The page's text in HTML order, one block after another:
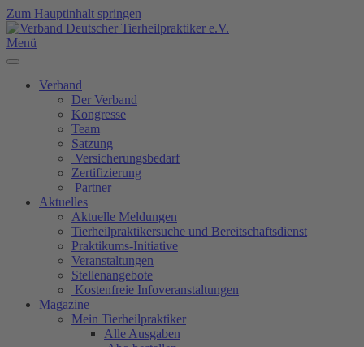
Zum Hauptinhalt springen
Menü
Verband
Der Verband
Kongresse
Team
Satzung
Versicherungsbedarf
Zertifizierung
Partner
Aktuelles
Aktuelle Meldungen
Tierheilpraktikersuche und Bereitschaftsdienst
Praktikums-Initiative
Veranstaltungen
Stellenangebote
Kostenfreie Infoveranstaltungen
Magazine
Mein Tierheilpraktiker
Alle Ausgaben